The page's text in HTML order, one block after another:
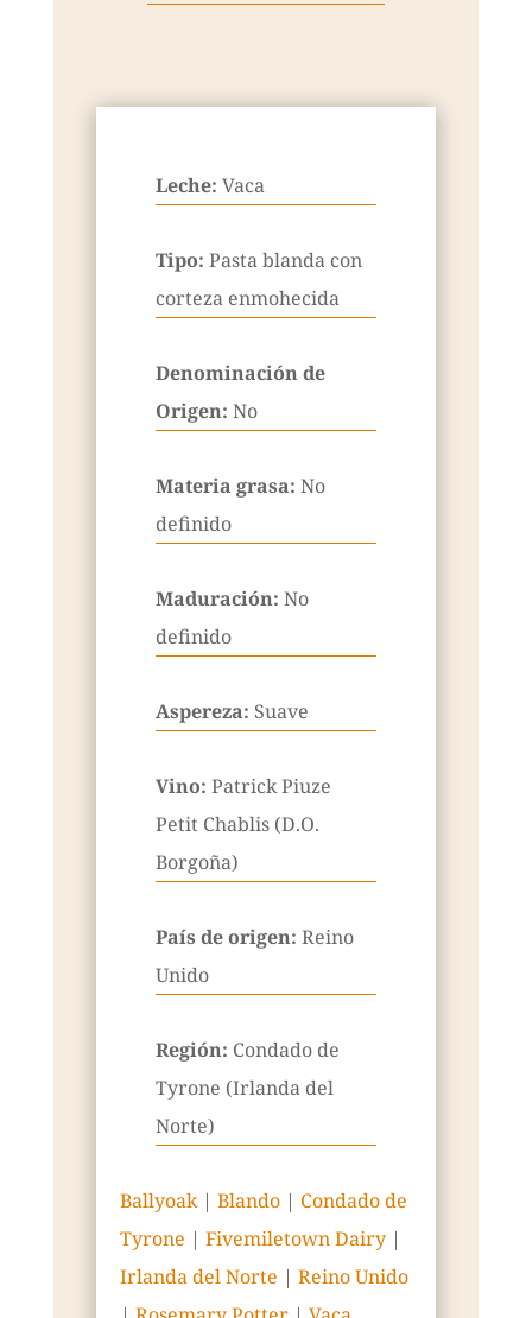
Leche: Vaca
Tipo: Pasta blanda con
corteza enmohecida
Denominación de
Origen: No
Materia grasa: No
definido
Maduración: No
definido
Aspereza: Suave
Vino: Patrick Piuze
Petit Chablis (D.O.
Borgoña)
País de origen: Reino
Unido
Región: Condado de
Tyrone (Irlanda del
Norte)
Ballyoak| Blando| Condado de
Tyrone | Fivemiletown Dairy|
Irlanda del Norte | Reino Unido